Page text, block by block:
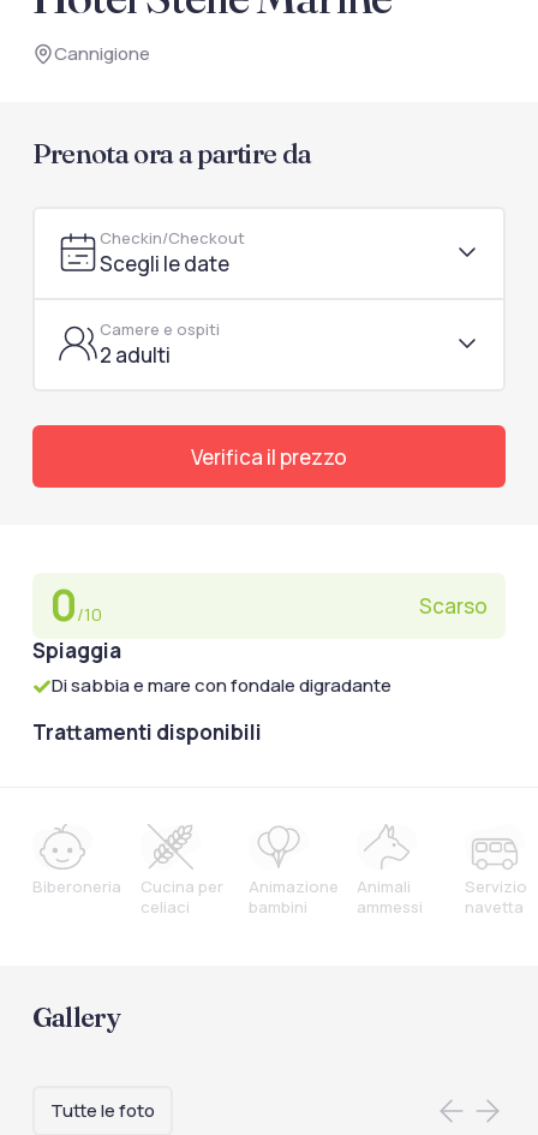
documenti di viaggio.
Cannigione
Prenota ora a partire da
Checkin/Checkout
Scegli le date
Camere e ospiti
2 adulti
Verifica il prezzo
0/10
Scarso
Spiaggia
Di sabbia e mare con fondale digradante
Trattamenti disponibili
Biberoneria
Cucina per
celiaci
Animazione
bambini
Animali
ammessi
Servizio
navetta
Gallery
Tutte le foto